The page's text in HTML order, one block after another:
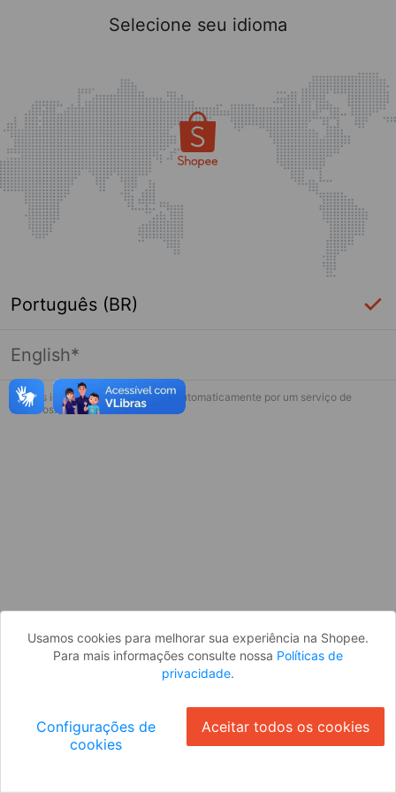
Página indisponível
Desculpe, algo deu errado. Faça login
Selecione seu idioma
Português (BR)
English*
* Esses idiomas serão traduzidos automaticamente por um serviço de
terceiros.
Usamos cookies para melhorar sua experiência na Shopee.
Para mais informações consulte nossa Políticas de
privacidade.
Configurações de
cookies
Aceitar todos os cookies